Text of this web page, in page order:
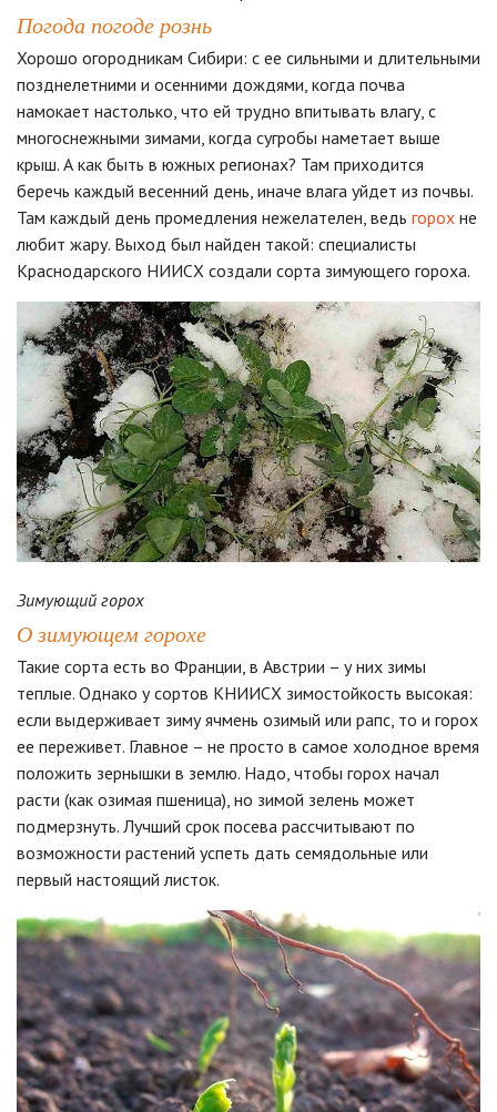
Погода погоде рознь
Хорошо огородникам Сибири: с ее сильными и длительными
позднелетними и осенними дождями, когда почва
намокает настолько, что ей трудно впитывать влагу, с
многоснежными зимами, когда сугробы наметает выше
крыш. А как быть в южных регионах? Там приходится
беречь каждый весенний день, иначе влага уйдет из почвы.
Там каждый день промедления нежелателен, ведь горох не
любит жару. Выход был найден такой: специалисты
Краснодарского НИИСХ создали сорта зимующего гороха.
Зимующий горох
О зимующем горохе
Такие сорта есть во Франции, в Австрии – у них зимы
теплые. Однако у сортов КНИИСХ зимостойкость высокая:
если выдерживает зиму ячмень озимый или рапс, то и горох
ее переживет. Главное – не просто в самое холодное время
положить зернышки в землю. Надо, чтобы горох начал
расти (как озимая пшеница), но зимой зелень может
подмерзнуть. Лучший срок посева рассчитывают по
возможности растений успеть дать семядольные или
первый настоящий листок.